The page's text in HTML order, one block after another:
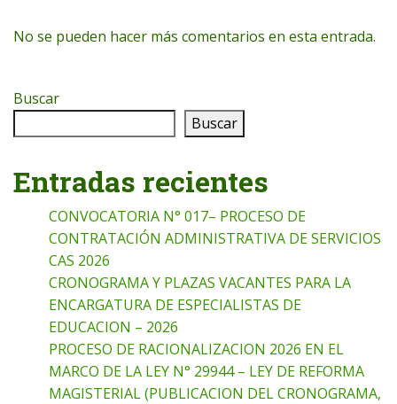
No se pueden hacer más comentarios en esta entrada.
Buscar
Buscar
Entradas recientes
CONVOCATORIA N° 017– PROCESO DE
CONTRATACIÓN ADMINISTRATIVA DE SERVICIOS
CAS 2026
CRONOGRAMA Y PLAZAS VACANTES PARA LA
ENCARGATURA DE ESPECIALISTAS DE
EDUCACION – 2026
PROCESO DE RACIONALIZACION 2026 EN EL
MARCO DE LA LEY N° 29944 – LEY DE REFORMA
MAGISTERIAL (PUBLICACION DEL CRONOGRAMA,